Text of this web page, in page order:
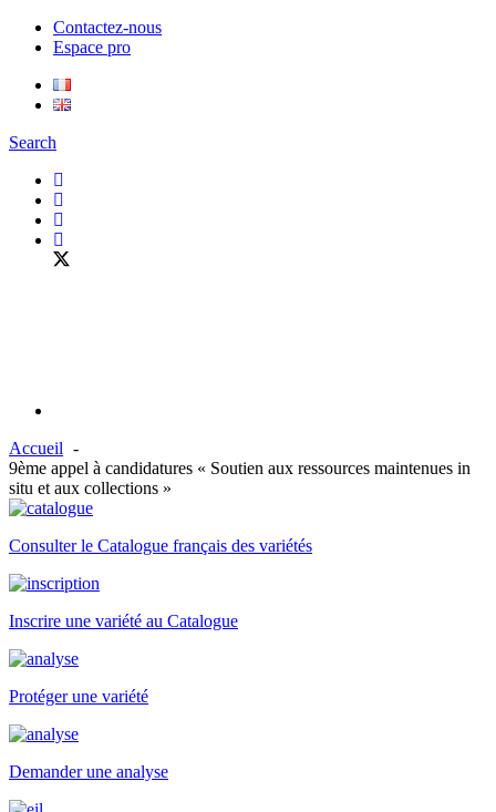
Contactez-nous
Espace pro
Search
Accueil
9ème appel à candidatures « Soutien aux ressources maintenues in
situ et aux collections »
Consulter le Catalogue français des variétés
Inscrire une variété au Catalogue
Protéger une variété
Demander une analyse